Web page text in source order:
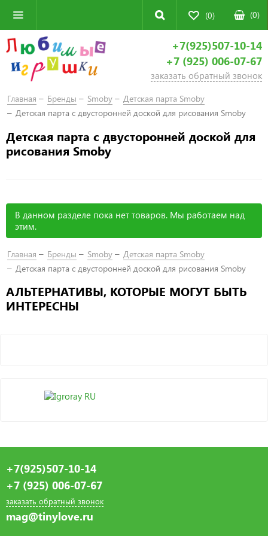
(0) (0)
+7(925)507-10-14
+7 (925) 006-07-67
заказать обратный звонок
Главная Бренды Smoby
Детская парта Smoby
Детская парта с двусторонней доской для рисования Smoby
Детская парта с двусторонней доской для
рисования Smoby
В данном разделе пока нет товаров. Мы работаем над
этим.
Главная Бренды Smoby
Детская парта Smoby
Детская парта с двусторонней доской для рисования Smoby
АЛЬТЕРНАТИВЫ, КОТОРЫЕ МОГУТ БЫТЬ
ИНТЕРЕСНЫ
+7(925)507-10-14
+7 (925) 006-07-67
заказать обратный звонок
mag@tinylove.ru